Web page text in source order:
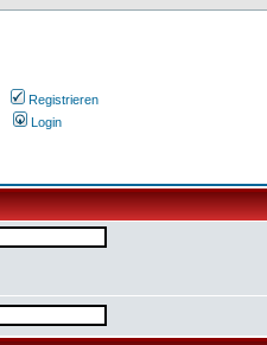
Registrieren
Login